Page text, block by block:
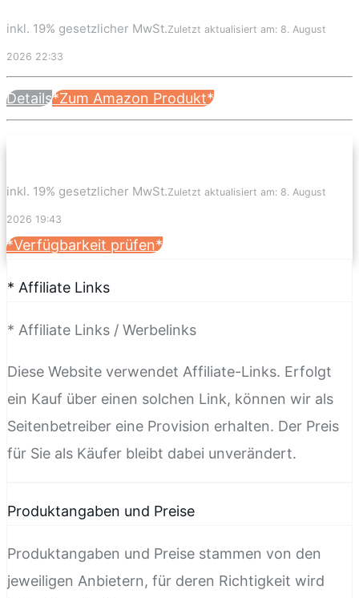
inkl. 19% gesetzlicher MwSt.Zuletzt aktualisiert am: 8. August
2026 22:33
Details*Zum Amazon Produkt*
inkl. 19% gesetzlicher MwSt.Zuletzt aktualisiert am: 8. August
2026 19:43
*Verfügbarkeit prüfen*
* Affiliate Links
* Affiliate Links / Werbelinks
Diese Website verwendet Affiliate-Links. Erfolgt
ein Kauf über einen solchen Link, können wir als
Seitenbetreiber eine Provision erhalten. Der Preis
für Sie als Käufer bleibt dabei unverändert.
Produktangaben und Preise
Produktangaben und Preise stammen von den
jeweiligen Anbietern, für deren Richtigkeit wird